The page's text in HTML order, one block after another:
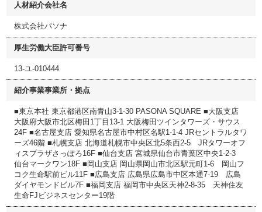
人材紹介会社名
株式会社パソナ
厚生労働大臣許可番号
13-ユ-010444
紹介事業事業所・拠点
■東京本社 東京都港区南青山3-1-30 PASONA SQUARE ■大阪支店
大阪府大阪市北区梅田1丁目13-1 大阪梅田ツインタワーズ・サウス
24F ■名古屋支店 愛知県名古屋市中村区名駅1-1-4 JRセントラルタワ
ーズ46階 ■札幌支店 北海道札幌市中央区北5条西2-5 JRタワーオフ
ィスプラザさっぽろ16F ■仙台支店 宮城県仙台市青葉区中央1-2-3
仙台マークワン18F ■岡山支店 岡山県岡山市北区駅元町1-6 岡山フ
コク生命駅前ビル11F ■広島支店 広島県広島市中区本通7-19 広島
ダイヤモンドビル7F ■福岡支店 福岡市中央区天神2-8-35 天神住友
生命FJビジネスセンター19階